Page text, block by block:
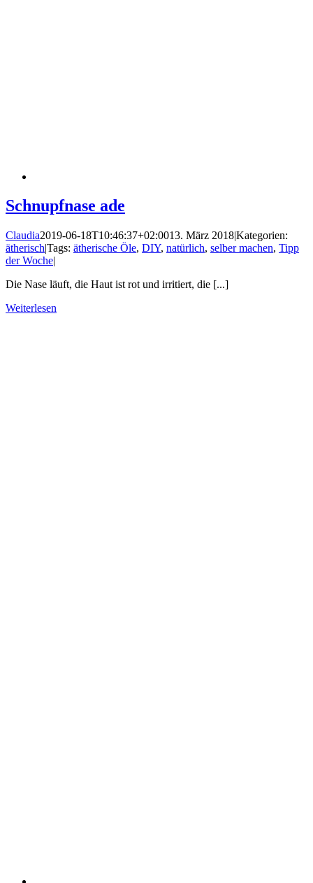
Schnupfnase ade
Claudia2019-06-18T10:46:37+02:0013. März 2018|Kategorien:
ätherisch|Tags: ätherische Öle, DIY, natürlich, selber machen, Tipp
der Woche|
Die Nase läuft, die Haut ist rot und irritiert, die [...]
Weiterlesen